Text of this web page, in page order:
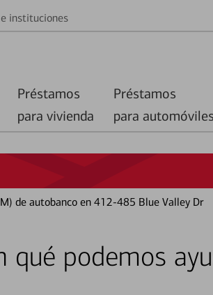
instituciones
Préstamos
para vivienda
Préstamos
para automóviles
de autobanco en 412-485 Blue Valley Dr
qué podemos